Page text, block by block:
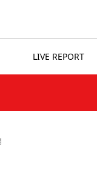
LIVE REPORT